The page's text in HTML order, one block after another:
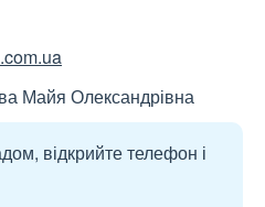
Майя Олександрівна
відкрийте телефон і